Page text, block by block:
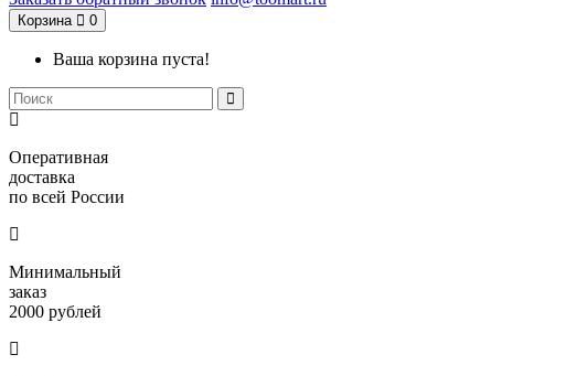
Корзина 0
Ваша корзина пуста!
Оперативная
доставка
по всей России
Минимальный
заказ
2000 рублей